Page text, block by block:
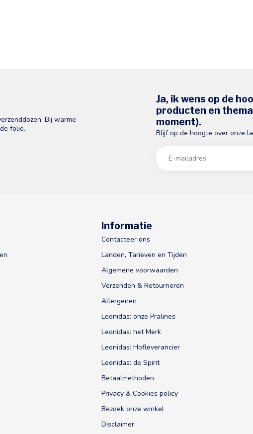
Bij warme
folie.
Ja, ik wens op de
producten en
moment).
Blijf op de hoogte over onze
Informatie
Contacteer ons
Landen, Tarieven en Tijden
Algemene voorwaarden
Verzenden & Retourneren
Allergenen
Leonidas: onze Pralines
Leonidas: het Merk
Leonidas: Hofleverancier
Leonidas: de Spirit
Betaalmethoden
Privacy & Cookies policy
Bezoek onze winkel
Disclaimer